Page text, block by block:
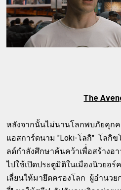
The
หลังจากนั้นไม่นานโลกพบภัยคุก
แอสการ์ดนาม "Loki-โลกิ" โลกิข
ลด์กำลังศึกษาค้นคว้าเพื่่อสร้างอ
ไปใช้เปิดประตูมิติในเมืองนิวยอร์
เลี่ยนให้มายึดครองโลก ผู้อำนวย